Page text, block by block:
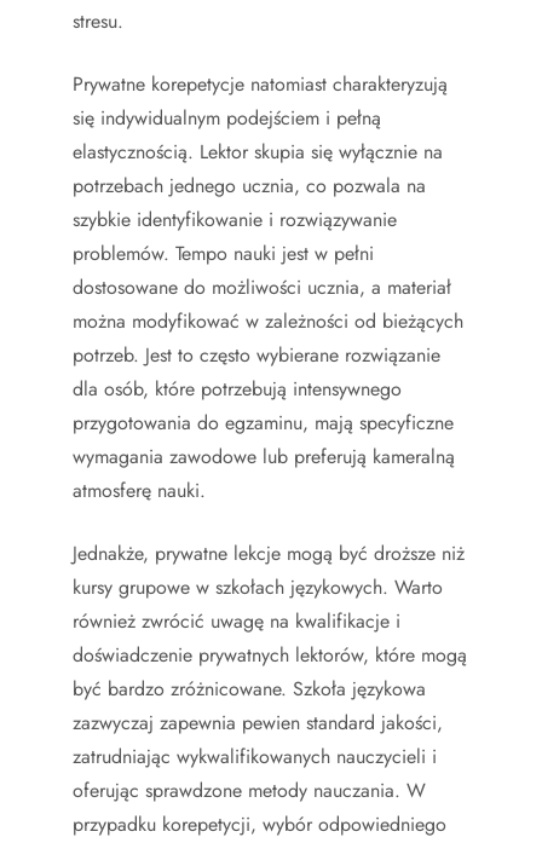
stresu.
Prywatne korepetycje natomiast charakteryzują
się indywidualnym podejściem i pełną
elastycznością. Lektor skupia się wyłącznie na
potrzebach jednego ucznia, co pozwala na
szybkie identyfikowanie i rozwiązywanie
problemów. Tempo nauki jest w pełni
dostosowane do możliwości ucznia, a materiał
można modyfikować w zależności od bieżących
potrzeb. Jest to często wybierane rozwiązanie
dla osób, które potrzebują intensywnego
przygotowania do egzaminu, mają specyficzne
wymagania zawodowe lub preferują kameralną
atmosferę nauki.
Jednakże, prywatne lekcje mogą być droższe niż
kursy grupowe w szkołach językowych. Warto
również zwrócić uwagę na kwalifikacje i
doświadczenie prywatnych lektorów, które mogą
być bardzo zróżnicowane. Szkoła językowa
zazwyczaj zapewnia pewien standard jakości,
zatrudniając wykwalifikowanych nauczycieli i
oferując sprawdzone metody nauczania. W
przypadku korepetycji, wybór odpowiedniego